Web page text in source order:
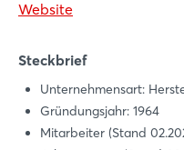
Website
Steckbrief
Unternehmensart:
Gründungsjahr: 1964
Mitarbeiter (Stand